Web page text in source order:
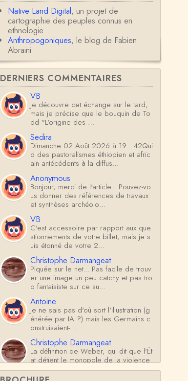
Native Land Digital, un projet de
cartographie des peuples connus en
ethnologie
Anthropogoniques, le blog de Fabien
Abraini
DERNIERS COMMENTAIRES
VB
Je découvre cet échange sur le tard,
mais je précise que le bouquin de To
dd "L'origine des …
Sedira
Dimanche 02 Août 2026 à 19 : 42Qui
d des pastoralismes éthiopien et afric
ain antécédents à la diffus…
Anonymous
Bonjour, merci de l'article ! Pouvez-vo
us donner des références de travaux
et synthèses archéolo…
VB
C'est accessoire par rapport aux que
stionnements de votre billet, mais je s
uis étonné de votre 2…
Christophe Darmangeat
Piquée sur le net... Pas facile de trouv
er une image un peu catchy et pas tro
p fantaisiste sur ce su…
Antoine
Je ne sais pas d'où sort l'illustration (g
énérée par IA ?) mais les Germains c
onstruisaient-…
Christophe Darmangeat
La définition de Weber, qui dit que l'Ét
at détient le monopole de la violence
*légitime* répond …